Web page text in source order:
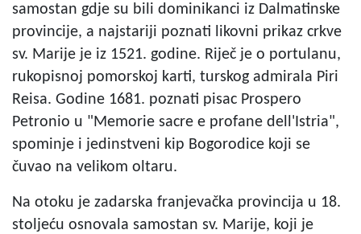
samostan gdje su bili dominikanci iz Dalmatinske
provincije, a najstariji poznati likovni prikaz crkve
sv. Marije je iz 1521. godine. Riječ je o portulanu,
rukopisnoj pomorskoj karti, turskog admirala Piri
Reisa. Godine 1681. poznati pisac Prospero
Petronio u "Memorie sacre e profane dell'Istria",
spominje i jedinstveni kip Bogorodice koji se
čuvao na velikom oltaru.
Na otoku je zadarska franjevačka provincija u 18.
stoljeću osnovala samostan sv. Marije, koji je